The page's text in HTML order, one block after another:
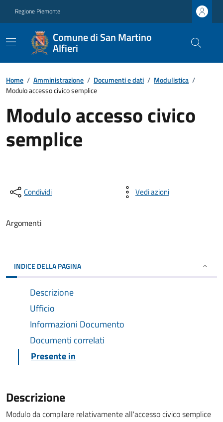
Regione Piemonte
Comune di San Martino
Alfieri
Home / Amministrazione / Documenti e dati / Modulistica /
Modulo accesso civico semplice
Modulo accesso civico
semplice
Condividi Vedi azioni
Argomenti
INDICE DELLA PAGINA
Descrizione
Ufficio
Informazioni Documento
Documenti correlati
Presente in
Descrizione
Modulo da compilare relativamente all'accesso civico semplice